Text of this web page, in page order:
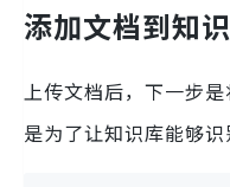
添加文档到知
上传文档后，下一步
是为了让知识库能够识